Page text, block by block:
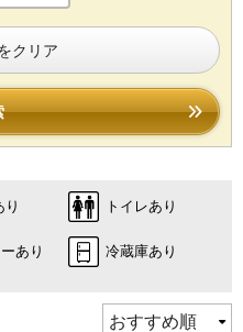
クリア
トイレあり
あり 冷蔵庫あり